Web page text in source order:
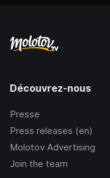
Découvrez-nous
Presse
Press releases (en)
Molotov Advertising
Join the team